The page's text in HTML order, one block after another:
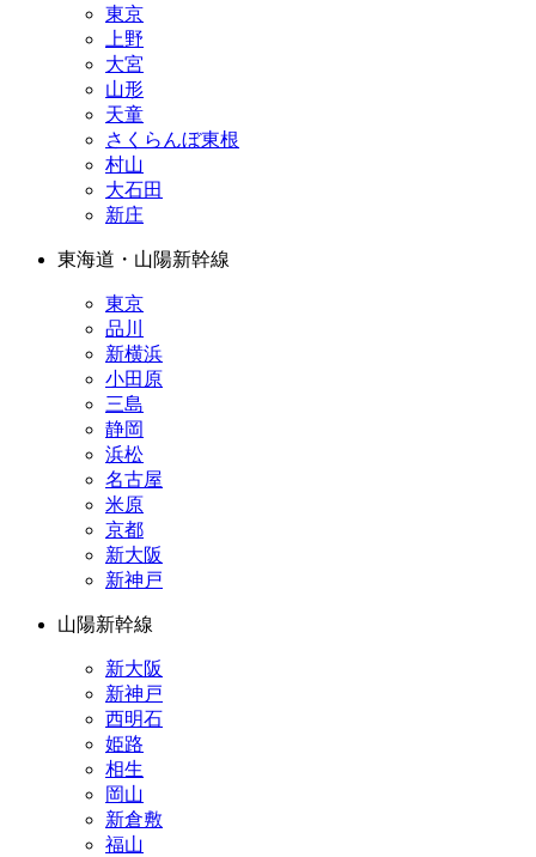
東京
上野
大宮
山形
天童
さくらんぼ東根
村山
大石田
新庄
東海道・山陽新幹線
東京
品川
新横浜
小田原
三島
静岡
浜松
名古屋
米原
京都
新大阪
新神戸
山陽新幹線
新大阪
新神戸
西明石
姫路
相生
岡山
新倉敷
福山